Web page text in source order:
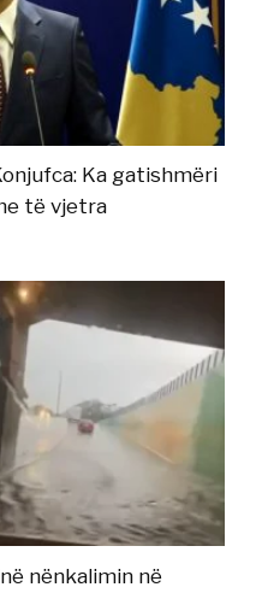
Ka gatishmëri
të vjetra
nënkalimin në